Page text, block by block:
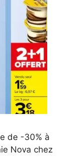
de -30% à
Nova chez